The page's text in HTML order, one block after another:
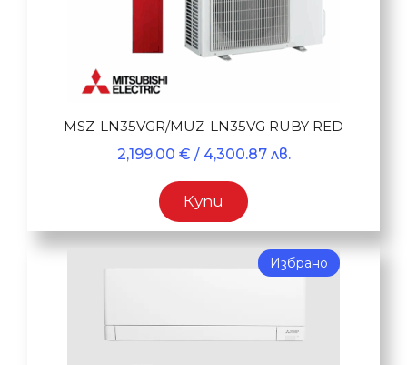
MSZ-LN35VGR/MUZ-LN35VG RUBY RED
2,199.00 € / 4,300.87 лв.
Купи
Избрано